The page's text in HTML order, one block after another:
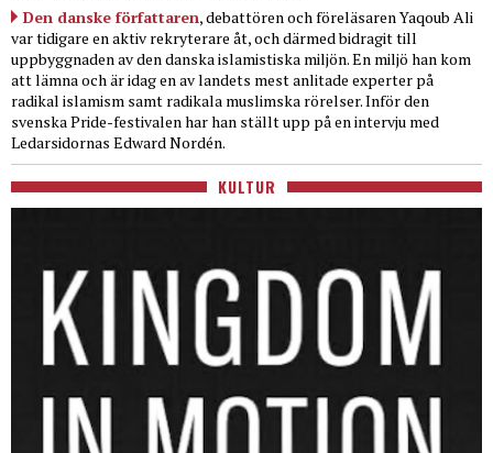
Den danske författaren, debattören och föreläsaren Yaqoub Ali
var tidigare en aktiv rekryterare åt, och därmed bidragit till
uppbyggnaden av den danska islamistiska miljön. En miljö han kom
att lämna och är idag en av landets mest anlitade experter på
radikal islamism samt radikala muslimska rörelser. Inför den
svenska Pride-festivalen har han ställt upp på en intervju med
Ledarsidornas Edward Nordén.
KULTUR